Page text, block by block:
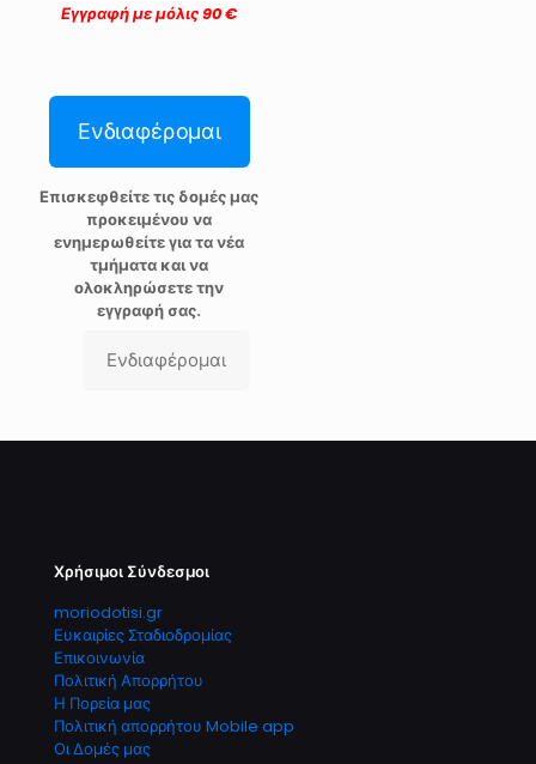
Εγγραφή με μόλις 90 €
Ενδιαφέρομαι
Επισκεφθείτε τις δομές μας
προκειμένου να
ενημερωθείτε για τα νέα
τμήματα και να
ολοκληρώσετε την
εγγραφή σας.
Ενδιαφέρομαι
Χρήσιμοι Σύνδεσμοι
moriodotisi.gr
Ευκαιρίες Σταδιοδρομίας
Επικοινωνία
Πολιτική Απορρήτου
Η Πορεία μας
Πολιτική απορρήτου Mobile app
Οι Δομές μας